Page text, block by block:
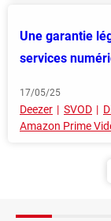
Une garantie
services
17/05/25
Deezer SVOD
Amazon Prime